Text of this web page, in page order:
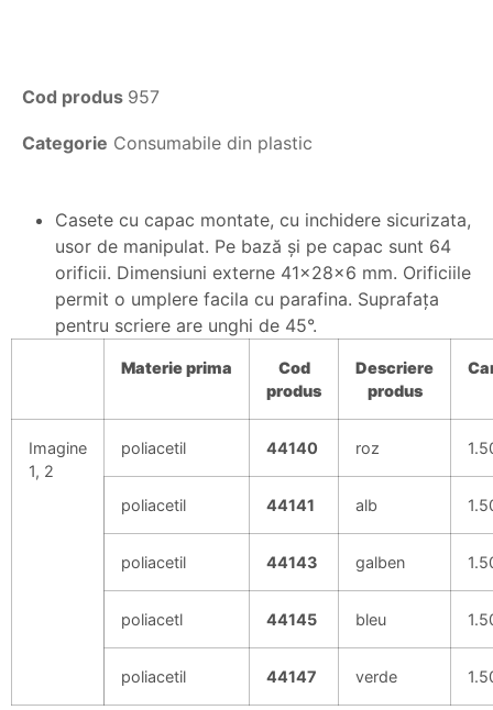
Cod produs 957
Categorie Consumabile din plastic
Casete cu capac montate, cu inchidere sicurizata,
usor de manipulat. Pe bază şi pe capac sunt 64
orificii. Dimensiuni externe 41x28x6 mm. Orificiile
permit o umplere facila cu parafina. Suprafaţa
pentru scriere are unghi de 45°.
Materieprima
Cod
produs
Descriere
produs
Imagine
1, 2
poliacetil 44140 roz
poliacetil 44141 alb
poliacetil 44143 galben
poliacetl 44145 bleu
poliacetil 44147 verde